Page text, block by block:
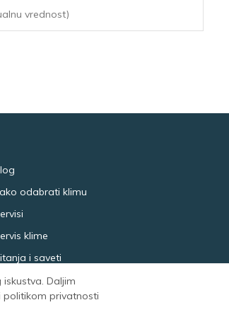
Daljim
politikom privatnosti
odabrati klimu
klime
i saveti